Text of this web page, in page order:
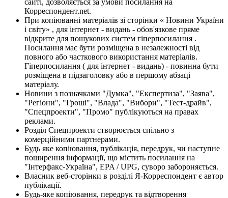
Корреспондент.net.
При копіюванні матеріалів зі сторінки « Новини України
і світу» , для інтернет - видань - обов'язкове пряме
відкрите для пошукових систем гіперпосилання .
Посилання має бути розміщена в незалежності від
повного або часткового використання матеріалів.
Гіперпосилання ( для інтернет - видань) - повинна бути
розміщена в підзаголовку або в першому абзаці
матеріалу.
Новини з позначками "Думка", "Експертиза", "Заява",
"Регіони", "Гроші", "Влада", "Вибори", "Тест-драйв",
"Спецпроекти", "Промо" публікуються на правах
реклами.
Розділ Спецпроекти створюється спільно з
комерційними партнерами.
Будь яке копіювання, публікація, передрук, чи наступне
поширення інформації, що містить посилання на
"Інтерфакс-Україна", EPA / UPG, суворо забороняється.
Власник веб-сторінки в розділі Я-Корреспондент є автор
публікації.
Будь-яке копіювання, передрук та відтворення